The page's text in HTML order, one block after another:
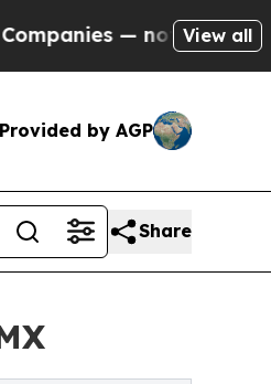
— not Taxpayers —
View all
Provided by AGP
Share